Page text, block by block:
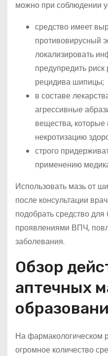
можно при соблюдении
средство имеет
противовирусный
локализировать
предупредить
рецидива шипицы;
в составе
агрессивные
вещества, которые
некротизацию
строго
применению
Использовать мазь от
после консультации
подобрать средство
проявлениями ВПЧ,
заболевания.
Обзор
аптечных
На фармакологическом
огромное количество